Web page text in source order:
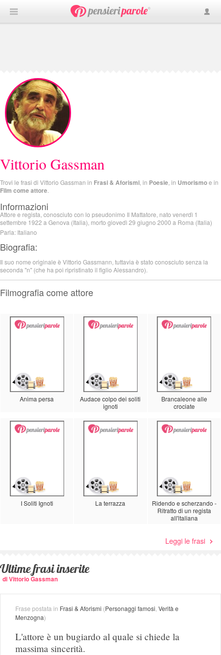
Vittorio Gassman
Trovi le frasi di Vittorio Gassman in Frasi & Aforismi , in Poesie , in Umorismoe in
Film come attore
Informazioni
Attore e regista, conosciuto con lo pseudonimo Il Mattatore, nato venerdì 1
settembre 1922 a Genova (Italia), morto giovedì 29 giugno 2000 a Roma (Italia)
Parla: Italiano
Biografia:
Il suo nome originale è Vittorio Gassmann, tuttavia è stato conosciuto senza la
seconda "n" (che ha poi ripristinato il figlio Alessandro).
Leggi le frasi
Filmografia come attore
Anima persa
Audace colpo dei soliti
ignoti
Brancaleone alle
crociate
I Soliti Ignoti La terrazza
Ridendo e scherzando -
Ritratto di un regista
all'italiana
Ultime frasi inserite
di Vittorio Gassman
Frase postata in Frasi & Aforismi (Personaggi famosi Verità e
Menzogna)
L'attore è un bugiardo al quale si chiede la
massima sincerità.